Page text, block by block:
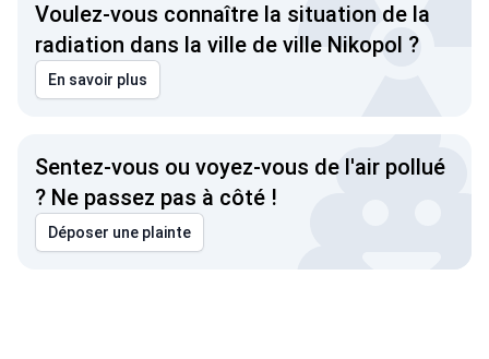
Voulez-vous connaître la situation de la
radiation dans la ville de ville Nikopol ?
En savoir plus
Sentez-vous ou voyez-vous de l'air pollué
? Ne passez pas à côté !
Déposer une plainte